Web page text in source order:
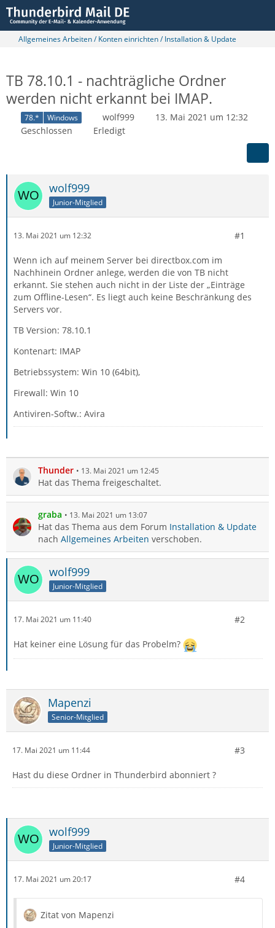
Allgemeines Arbeiten / Konten einrichten / Installation & Update
TB 78.10.1 - nachträgliche Ordner
werden nicht erkannt bei IMAP.
78.* Windows wolf999
13. Mai 2021 um 12:32
Geschlossen
Erledigt
wolf999
Junior-Mitglied
13. Mai 2021 um 12:32 #1
Wenn ich auf meinem Server bei directbox.com im
Nachhinein Ordner anlege, werden die von TB nicht
erkannt. Sie stehen auch nicht in der Liste der „Einträge
zum Offline-Lesen“. Es liegt auch keine Beschränkung des
Servers vor.
TB Version: 78.10.1
Kontenart: IMAP
Betriebssystem: Win 10 (64bit),
Firewall: Win 10
Antiviren-Softw.: Avira
Thunder 13. Mai 2021 um 12:45
Hat das Thema freigeschaltet.
graba 13. Mai 2021 um 13:07
Hat das Thema aus dem Forum Installation & Update
nach Allgemeines Arbeiten verschoben.
wolf999
Junior-Mitglied
17. Mai 2021 um 11:40 #2
Hat keiner eine Lösung für das Probelm?
Mapenzi
Senior-Mitglied
17. Mai 2021 um 11:44 #3
Hast du diese Ordner in Thunderbird abonniert ?
wolf999
Junior-Mitglied
17. Mai 2021 um 20:17 #4
Zitat von Mapenzi